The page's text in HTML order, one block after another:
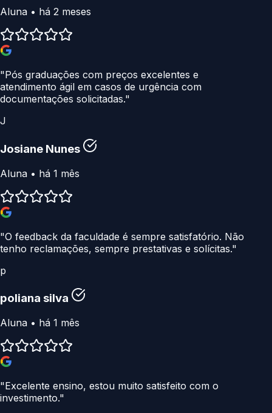
Aluna • há 2 meses
"Pós graduações com preços excelentes e
atendimento ágil em casos de urgência com
documentações solicitadas."
J
Josiane Nunes
Aluna • há 1 mês
"O feedback da faculdade é sempre satisfatório. Não
tenho reclamações, sempre prestativas e solícitas."
p
poliana silva
Aluna • há 1 mês
"Excelente ensino, estou muito satisfeito com o
investimento."